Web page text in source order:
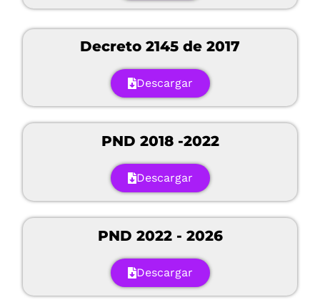
Decreto 2145 de 2017
Descargar
PND 2018 -2022
Descargar
PND 2022 - 2026
Descargar